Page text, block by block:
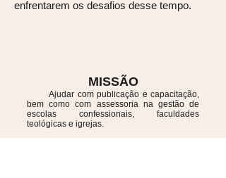
enfrentarem os desafios desse tempo.
MISSÃO
Ajudar com publicação e capacitação,
bem como com assessoria na gestão de
escolas confessionais, faculdades
teológicas e igrejas.